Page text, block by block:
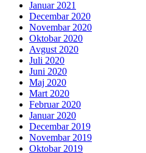
Januar 2021
Decembar 2020
Novembar 2020
Oktobar 2020
Avgust 2020
Juli 2020
Juni 2020
Maj 2020
Mart 2020
Februar 2020
Januar 2020
Decembar 2019
Novembar 2019
Oktobar 2019